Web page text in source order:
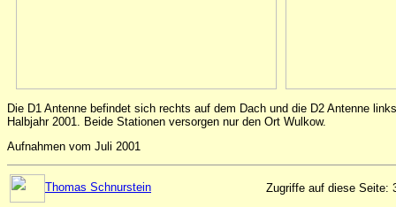
Die D1 Antenne befindet sich rechts auf dem Dach und die D2 Antenne
Halbjahr 2001. Beide Stationen versorgen nur den Ort Wulkow.
Aufnahmen vom Juli 2001
Thomas Schnurstein Zugriffe auf diese Seite: